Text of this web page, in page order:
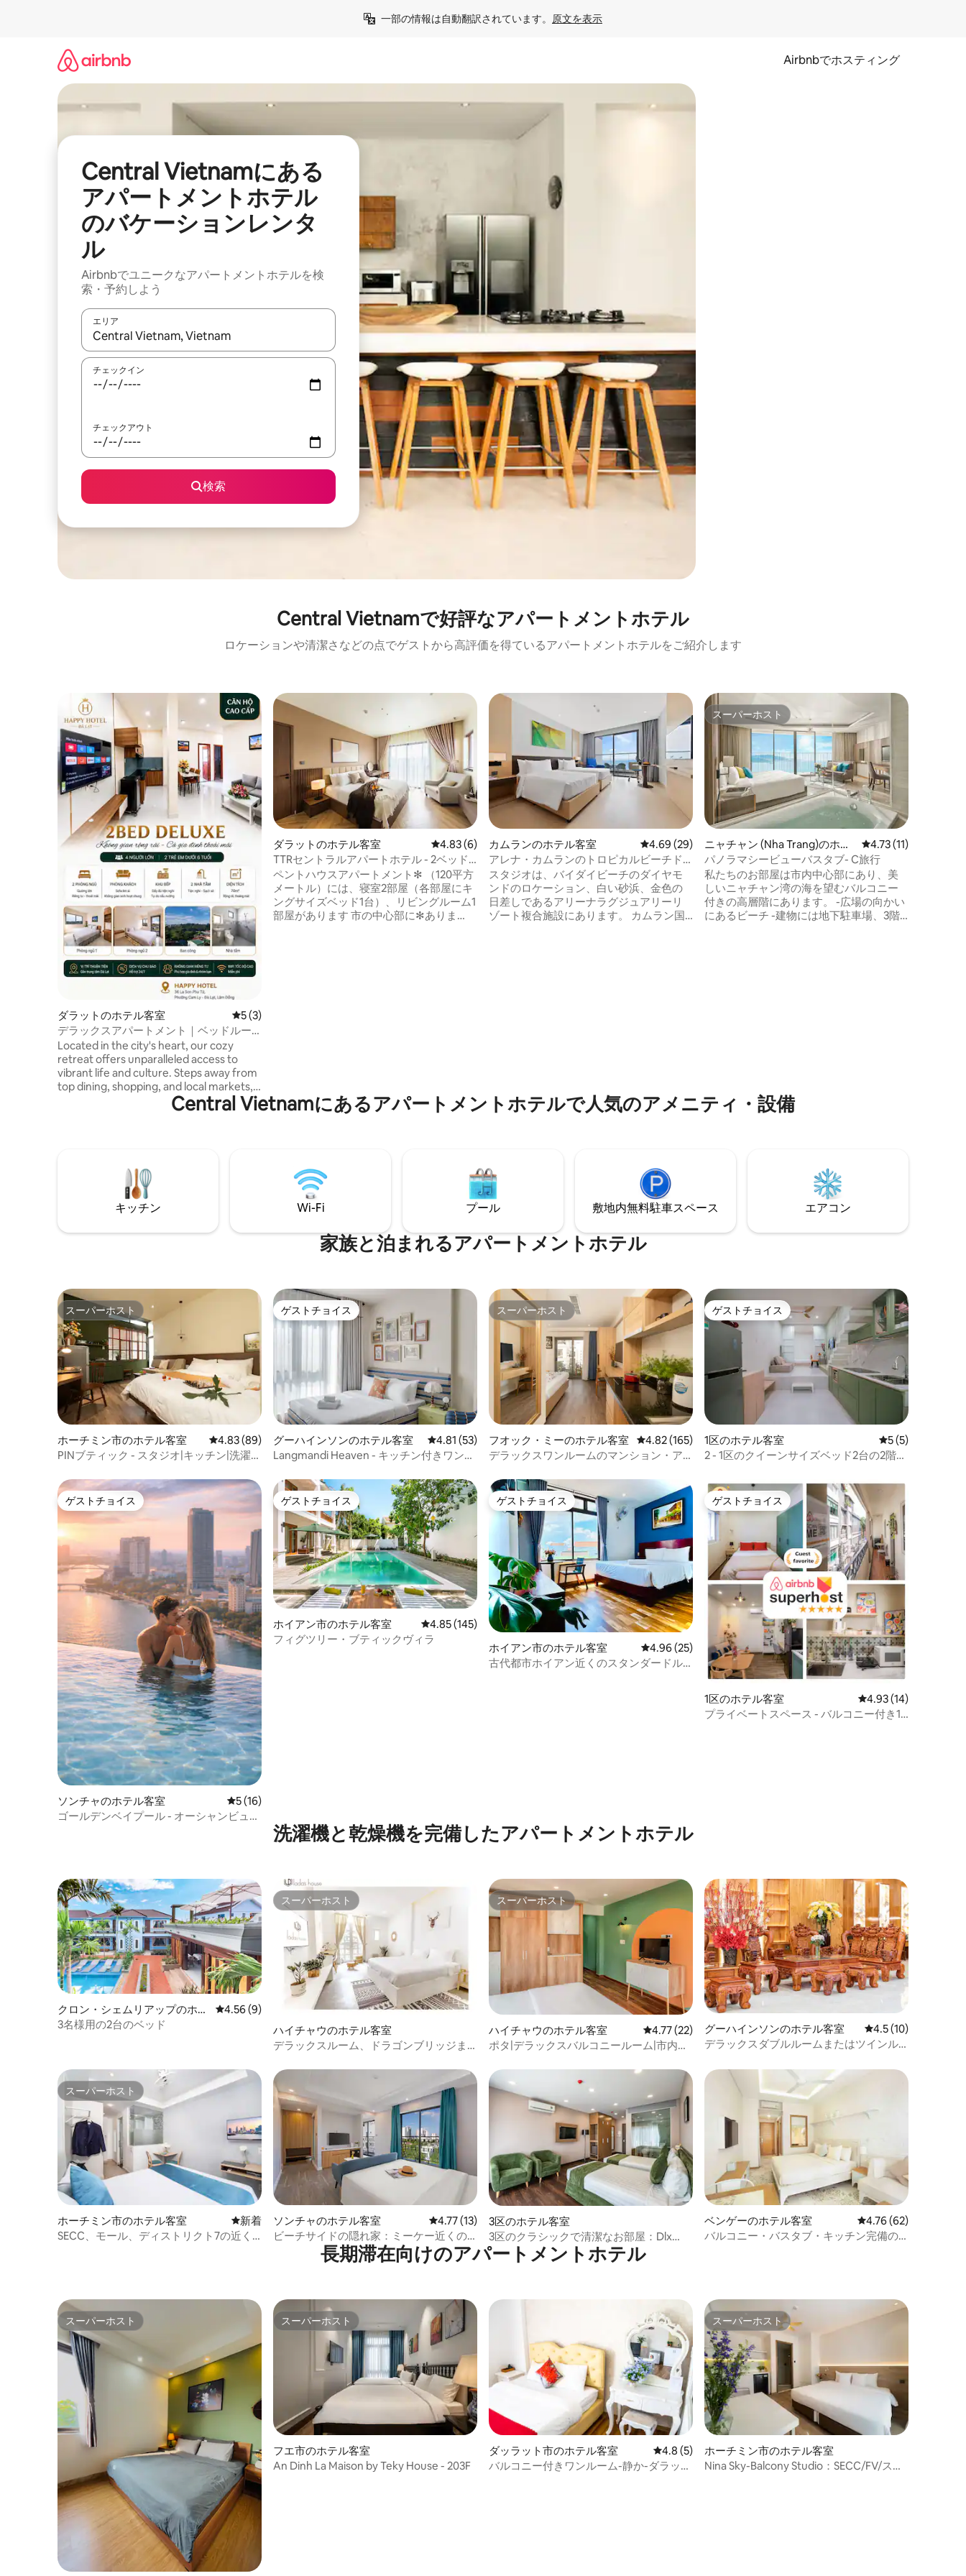
一部の情報は自動翻訳されています。 原文を表示
Airbnbでホスティング
Central Vietnamにある
アパートメントホテル
のバケーションレンタ
ル
Airbnbでユニークなアパートメントホテルを検
索・予約しよう
エリア
検索結果が表示されたら、上下の矢印キーを使って移動するか、画面をタッチまたはスワイプして検索結果を確認することができます。
チェックイン
チェックアウト
検索
Central Vietnamで好評なアパートメントホテル
ロケーションや清潔さなどの点でゲストから高評価を得ているアパートメントホテルをご紹介します
ダラットのホテル客室 レビュー3件、5つ星中5つ星の平均評価
5 (3)
デラックスアパートメント｜ベッドルー
ム2部屋 - 01
Located in the city's heart, our cozy
retreat offers unparalleled access to
vibrant life and culture. Steps away from
top dining, shopping, and local markets,
enjoy convenience and culinary delights
right at your doorstep. Perfect for urban
ダラットのホテル客室 レビュー6件、5つ星中4.83つ星の平均評価
4.83 (6)
TTRセントラルアパートホテル - 2ベッド
ルームペントハウス
ペントハウスアパートメント✻ （120平方
メートル）には、寝室2部屋（各部屋にキ
ングサイズベッド1台）、リビングルーム1
部屋があります 市の中心部に✻ありま
カムランのホテル客室 レビュー29件、5つ星中4.69つ星の平均評価
4.69 (29)
アレナ・カムランのトロピカルビーチド
リーム
スタジオは、バイダイビーチのダイヤモ
ンドのロケーション、白い砂浜、金色の
日差しであるアリーナラグジュアリーリ
ゾート複合施設にあります。 カムラン国
スーパーホスト
スーパーホスト
ニャチャン (Nha Trang)のホテ
ル客室
レビュー11件、5つ
4.73 (11)
パノラマシービューバスタブ- C旅行
私たちのお部屋は市内中心部にあり、美
しいニャチャン湾の海を望むバルコニー
付きの高層階にあります。 -広場の向かい
にあるビーチ -建物には地下駐車場、3階
Central Vietnamにあるアパートメントホテルで人気のアメニティ・設備
キッチン Wi-Fi プール 敷地内無料駐⁠車ス⁠ペ⁠ー⁠ス エアコン
家族と泊まれるアパートメントホテル
スーパーホスト
スーパーホスト
ホーチミン市のホテル客室 レビュー89件、5つ星中4.83つ星の平均評価
4.83 (89)
PINブティック - スタジオ|キッチン|洗濯
ゲストチョイス
ゲストチョイス
グーハインソンのホテル客室 レビュー53件、5つ星中4.81つ星の平均評価
4.81 (53)
Langmandi Heaven - キッチン付きワンル
スーパーホスト
スーパーホスト
フオック・ミーのホテル客室 レビュー165件、5つ星中4.82つ星の平均評価
4.82 (165)
デラックスワンルームのマンション・ア
ゲストチョイス
ゲストチョイス
1区のホテル客室 レビュー5件、5
5 (5)
2 - 1区のクイーンサイズベッド2台の2階建
ゲストチョイス
ゲストチョイス
ソンチャのホテル客室 レビュー16件、5つ星中5つ星の平均評価
5 (16)
ゴールデンベイプール - オーシャンビュー
ゲストチョイス
ゲストチョイス
ホイアン市のホテル客室 レビュー145件、5つ星中4.85つ星の平均評価
4.85 (145)
フィグツリー・ブティックヴィラ
ゲストチョイス
ゲストチョイス
ホイアン市のホテル客室 レビュー25件、5つ星中4.96つ星の平均評価
4.96 (25)
古代都市ホイアン近くのスタンダードル
ゲストチョイス
ゲストチョイス
1区のホテル客室 レビュー14件、5つ
4.93 (14)
プライベートスペース - バルコニー付き1
洗濯機と乾燥機を完備したアパートメントホテル
クロン・シェムリアップのホテ
ル客室
レビュー9件、5つ星中4.56つ星の平均評価
4.56 (9)
3名様用の2台のベッド
スーパーホスト
スーパーホスト
ハイチャウのホテル客室
デラックスルーム、ドラゴンブリッジま
スーパーホスト
スーパーホスト
ハイチャウのホテル客室 レビュー22件、5つ星中4.77つ星の平均評価
4.77 (22)
ポタ|デラックスバルコニールーム|市内中
グーハインソンのホテル客室 レビュー10件、5つ
4.5 (10)
デラックスダブルルームまたはツインル
スーパーホスト
スーパーホスト
ホーチミン市のホテル客室 新しい宿泊先
新着
SECC、モール、ディストリクト7の近く
ソンチャのホテル客室 レビュー13件、5つ星中4.77つ星の平均評価
4.77 (13)
ビーチサイドの隠れ家：ミーケー近くの
ジム、プール、カフェ
3区のホテル客室
3区のクラシックで清潔なお部屋：Dlx
Twin-1
ベンゲーのホテル客室 レビュー62件、5つ
4.76 (62)
バルコニー・バスタブ・キッチン完備の
長期滞在向けのアパートメントホテル
スーパーホスト
スーパーホスト スーパーホスト
スーパーホスト
フエ市のホテル客室
An Dinh La Maison by Teky House - 203F
ダッラット市のホテル客室 レビュー5件、5つ星中4.8つ星の平均評価
4.8 (5)
バルコニー付きワンルーム-静か-ダラット
スーパーホスト
スーパーホスト
ホーチミン市のホテル客室
Nina Sky-Balcony Studio：SECC/FV/スカ